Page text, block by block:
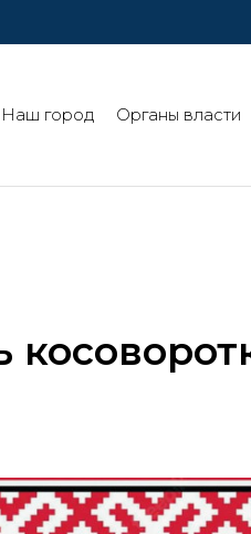
Наш город Органы власти